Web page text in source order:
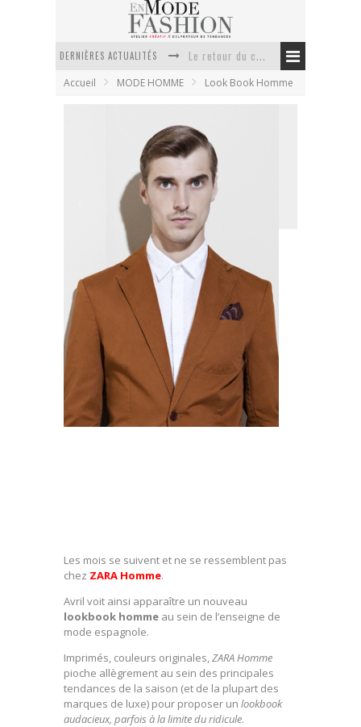
DERNIÈRES ACTUALITÉS
Doudoune pour femme : choisir la pièce idéale entre style, chaleur et durabilité
La trousse de toilette : l’accessoire indispensable de voyage
Accueil MODE HOMME Look Book Homme
ZARA Homme lookbook avril 2012
En Mode Fashion
6 avril 2012
Look Book Homme
1 Commentaire
Les mois se suivent et ne se ressemblent pas
chez ZARA Homme.
Avril voit ainsi apparaître un nouveau
lookbook homme au sein de l’enseigne de
mode espagnole.
Imprimés, couleurs originales,ZARA Homme
pioche allègrement au sein des principales
tendances de la saison (et de la plupart des
marques de luxe) pour proposer un lookbook
audacieux, parfois à la limite du ridicule.